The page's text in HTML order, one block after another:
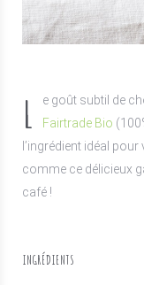
L e goût subtil de
Fairtrade Bio
l’ingrédient idéal
comme ce délicieux
café !
INGRÉDIENTS